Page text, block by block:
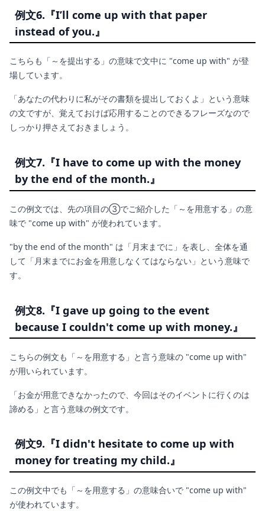
例文6.『I’ll come up with that paper
instead of you.』
こちらも「～を提出する」の意味で文中に "come up with" が登
場しています。
「あなたの代わりに私がその書類を提出しておくよ」という意味
の文ですが、覚えておけば応用することのできるフレーズなので
しっかり押さえておきましょう。
例文7.『I have to come up with the money
by the end of the month.』
この例文では、先の項目の③でご紹介した「～を用意する」の意
味で "come up with" が使われています。
"by the end of the month" は「月末までに」を表し、全体を通
して「月末までにお金を用意しなくてはならない」という意味で
す。
例文8.『I gave up going to the event
because I couldn't come up with money.』
こちらの例文も「～を用意する」と言う意味の "come up with"
が用いられています。
「お金が用意できなかったので、今回はそのイベントに行くのは
諦める」と言う意味の例文です。
例文9.『I didn't hesitate to come up with
money for treating my child.』
この例文中でも「～を用意する」の意味合いで "come up with"
が使われています。